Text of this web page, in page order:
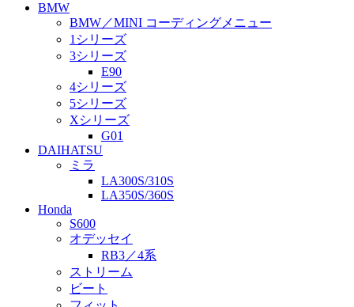
BMW
BMW／MINI コーディングメニュー
1シリーズ
3シリーズ
E90
4シリーズ
5シリーズ
Xシリーズ
G01
DAIHATSU
ミラ
LA300S/310S
LA350S/360S
Honda
S600
オデッセイ
RB3／4系
ストリーム
ビート